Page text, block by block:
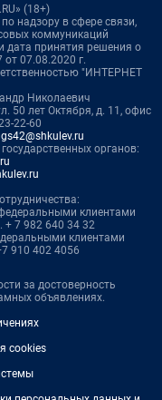
(18+)
надзору в сфере связи,
коммуникаций
дата принятия решения о
07.08.2020 г.
"ИНТЕРНЕТ
Николаевич
50 лет Октября, д. 11, офис
22-60
органов:
клиентами
+ 7 982 640 34 32
клиентами
910 402 4056
за достоверность
объявлениях.
cookies